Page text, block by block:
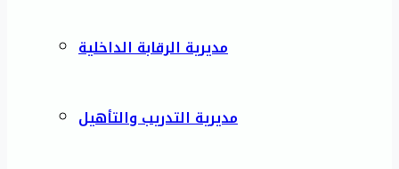
مديرية الرقابة الداخلية
مديرية التدريب والتأهيل